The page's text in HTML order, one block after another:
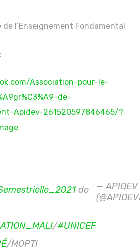
l’Enseignement Fondamental
Association-pour-le-
de-
Apidev-261520597846465/?
de
/#UNICEF
/MOPTI
— APIDEV